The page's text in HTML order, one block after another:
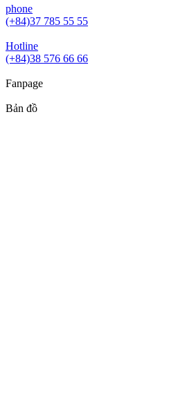
phone
(+84)37 785 55 55
Hotline
(+84)38 576 66 66
Fanpage
Bản đồ